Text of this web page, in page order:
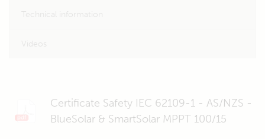
Certificate Safety IEC 62109-1 - AS/NZS -
BlueSolar & SmartSolar MPPT 100/15